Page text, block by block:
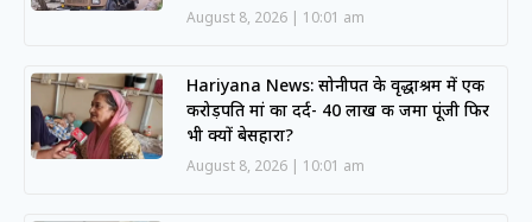
August 8, 2026 10:01 am
Hariyana News: सोनीपत के वृद्धाश्रम में एक
करोड़पति मां का दर्द- 40 लाख की जमा पूंजी फिर
भी क्यों बेसहारा?
August 8, 2026 10:01 am